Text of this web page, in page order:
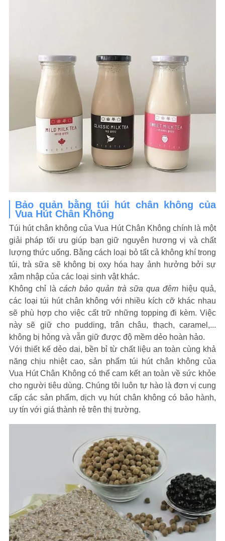
Bảo quản bằng túi hút chân không của
Vua Hút Chân Không
Túi hút chân không của Vua Hút Chân Không chính là một
giải pháp tối ưu giúp bạn giữ nguyên hương vị và chất
lượng thức uống. Bằng cách loại bỏ tất cả không khí trong
túi, trà sữa sẽ không bị oxy hóa hay ảnh hưởng bởi sự
xâm nhập của các loại sinh vật khác.
Không chỉ là cách bảo quản trà sữa qua đêm hiệu quả,
các loại túi hút chân không với nhiều kích cỡ khác nhau
sẽ phù hợp cho việc cất trữ những topping đi kèm. Việc
này sẽ giữ cho pudding, trân châu, thạch, caramel,...
không bị hỏng và vẫn giữ được độ mềm dẻo hoàn hảo.
Với thiết kế dẻo dai, bền bỉ từ chất liệu an toàn cùng khả
năng chịu nhiệt cao, sản phẩm túi hút chân không của
Vua Hút Chân Không có thể cam kết an toàn về sức khỏe
cho người tiêu dùng. Chúng tôi luôn tự hào là đơn vị cung
cấp các sản phẩm, dịch vụ hút chân không có bảo hành,
uy tín với giá thành rẻ trên thị trường.